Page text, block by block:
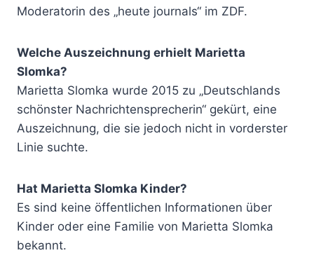
Moderatorin des „heute journals“ im ZDF.
Welche Auszeichnung erhielt Marietta
Slomka?
Marietta Slomka wurde 2015 zu „Deutschlands
schönster Nachrichtensprecherin“ gekürt, eine
Auszeichnung, die sie jedoch nicht in vorderster
Linie suchte.
Hat Marietta Slomka Kinder?
Es sind keine öffentlichen Informationen über
Kinder oder eine Familie von Marietta Slomka
bekannt.